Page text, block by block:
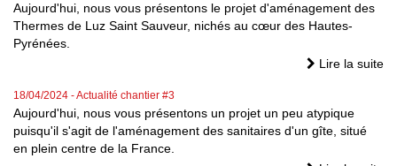
Aujourd'hui, nous vous présentons le projet d'aménagement des
Thermes de Luz Saint Sauveur, nichés au cœur des Hautes-
Pyrénées.
Lire la suite
18/04/2024 - Actualité chantier #3
Aujourd'hui, nous vous présentons un projet un peu atypique
puisqu'il s'agit de l'aménagement des sanitaires d'un gîte, situé
en plein centre de la France.